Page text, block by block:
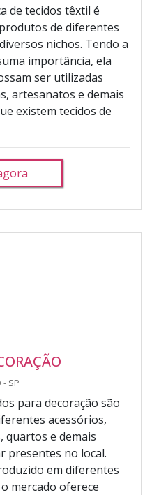
de tecidos têxtil é
de diferentes
nichos. Tendo a
importância, ela
ser utilizadas
artesanatos e demais
existem tecidos de
- SP
para decoração são
acessórios,
quartos e demais
presentes no local.
em diferentes
mercado oferece